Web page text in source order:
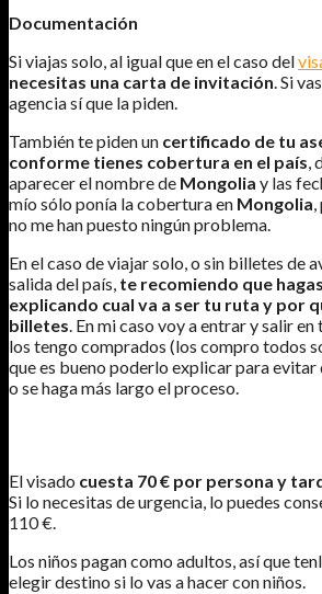
Documentación
Si viajas solo, al igual que en el caso del
necesitas una carta de invitación . Si
agencia sí que la piden.
También te piden un certificado de tu
conforme tienes cobertura en el país ,
aparecer el nombre de Mongolia y las
mío sólo ponía la cobertura en Mongolia
no me han puesto ningún problema.
En el caso de viajar solo, o sin billetes de
salida del país, te recomiendo que
explicando cual va a ser tu ruta y por
billetes . En mi caso voy a entrar y salir
los tengo comprados (los compro todos
que es bueno poderlo explicar para evitar
o se haga más largo el proceso.
El visado cuesta 70 € por persona y
Si lo necesitas de urgencia, lo puedes
110 €.
Los niños pagan como adultos, así que
elegir destino si lo vas a hacer con niños.